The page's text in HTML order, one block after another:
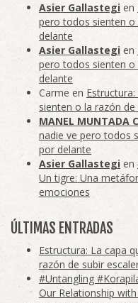
Asier Gallastegi en
pero todos sienten o
delante
Asier Gallastegi en
pero todos sienten o
delante
Carme en
sienten o la razón
MANEL MUNTADA
nadie ve pero todos
por delante
Asier Gallastegi en
Un tigre: Una
emociones
ÚLTIMAS ENTRADAS
Estructura: La capa
razón de subir
#Untangling
Our Relationship